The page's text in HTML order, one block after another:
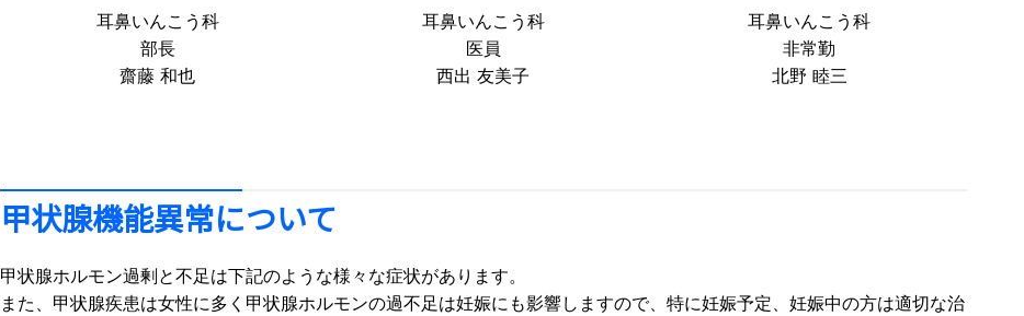
耳鼻いんこう科
部長
齋藤 和也
耳鼻いんこう科
医員
西出 友美子
耳鼻いんこう科
非常勤
北野 睦三
甲状腺機能異常について
甲状腺ホルモン過剰と不足は下記のような様々な症状があります。
また、甲状腺疾患は女性に多く甲状腺ホルモンの過不足は妊娠にも影響しますので、特に妊娠予定、妊娠中の方は適切な治